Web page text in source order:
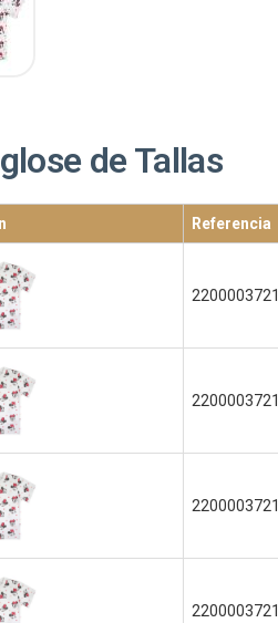
de Tallas
Referencia
2200003721
2200003721
2200003721
2200003721